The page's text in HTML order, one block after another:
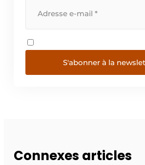
S'abonner à la
Connexes articles